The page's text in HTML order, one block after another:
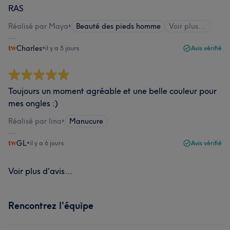
RAS
Réalisé par Maya• Beauté des pieds homme Voir plus...
Charles•il y a 5 jours Avis vérifié
Toujours un moment agréable et une belle couleur pour
mes ongles :)
Réalisé par lina• Manucure
GL•il y a 6 jours Avis vérifié
Voir plus d'avis...
Rencontrez l'équipe